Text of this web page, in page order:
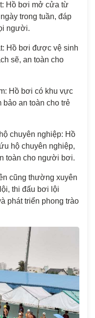
Hồ bơi mở cửa từ
trong tuần, đáp
người.
Hồ bơi được vệ sinh
sẽ, an toàn cho
Hồ bơi có khu vực
bảo an toàn cho trẻ
chuyên nghiệp: Hồ
hộ chuyên nghiệp,
toàn cho người bơi.
cũng thường xuyên
thi đấu bơi lội
phát triển phong trào